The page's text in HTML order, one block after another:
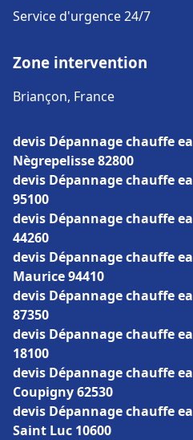
Service d'urgence 24/7
Zone intervention
Briançon, France
devis Dépannage chauffe
Nègrepelisse 82800
devis Dépannage chauffe
95100
devis Dépannage chauffe
44260
devis Dépannage chauffe
Maurice 94410
devis Dépannage chauffe
87350
devis Dépannage chauffe
18100
devis Dépannage chauffe
Coupigny 62530
devis Dépannage chauffe
Saint Luc 10600